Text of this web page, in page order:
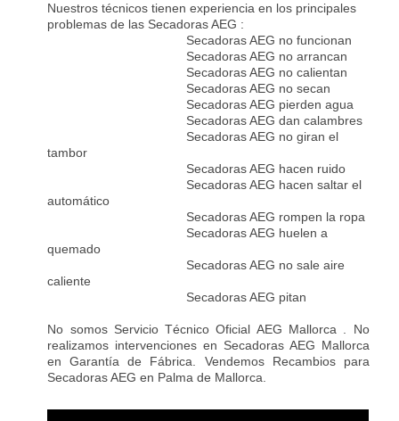
Nuestros técnicos tienen experiencia en los principales
problemas de las Secadoras AEG :
Secadoras AEG no funcionan
Secadoras AEG no arrancan
Secadoras AEG no calientan
Secadoras AEG no secan
Secadoras AEG pierden agua
Secadoras AEG dan calambres
Secadoras AEG no giran el
tambor
Secadoras AEG hacen ruido
Secadoras AEG hacen saltar el
automático
Secadoras AEG rompen la ropa
Secadoras AEG huelen a
quemado
Secadoras AEG no sale aire
caliente
Secadoras AEG pitan
No somos Servicio Técnico Oficial AEG Mallorca . No
realizamos intervenciones en Secadoras AEG Mallorca
en Garantía de Fábrica. Vendemos Recambios para
Secadoras AEG en Palma de Mallorca.